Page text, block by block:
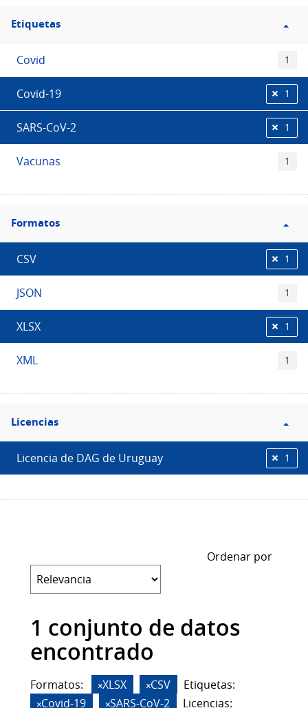
Filtro
Etiquetas
Etiquetas
Covid 1
Covid-19 1
SARS-CoV-2 1
Vacunas 1
Filtro
Formatos
Formatos
CSV 1
JSON 1
XLSX 1
XML 1
Filtro
Licencias
Licencias
Licencia de DAG de Uruguay 1
Ordenar por
1 conjunto de datos
encontrado
Formatos: XLSX CSV
Etiquetas:
Covid-19
SARS-CoV-2
Licencias: